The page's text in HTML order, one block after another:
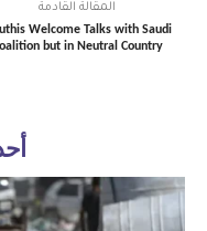
المقالة القادمة
Welcome Talks with Saudi
but in Neutral Country